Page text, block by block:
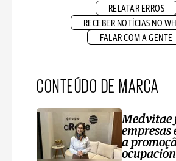
RELATAR ERROS
RECEBER NOTÍCIAS NO
FALAR COM A GENTE
CONTEÚDO DE MARCA
Medvitae
empresas
a